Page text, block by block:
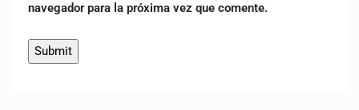
navegador para la próxima vez que comente.